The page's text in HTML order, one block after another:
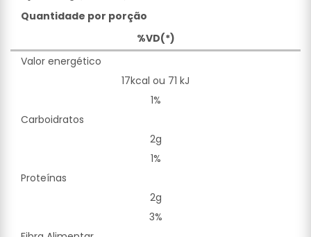
Quantidade por porção
%VD(*)
Valor energético
17kcal ou 71 kJ
1%
Carboidratos
2g
1%
Proteínas
2g
3%